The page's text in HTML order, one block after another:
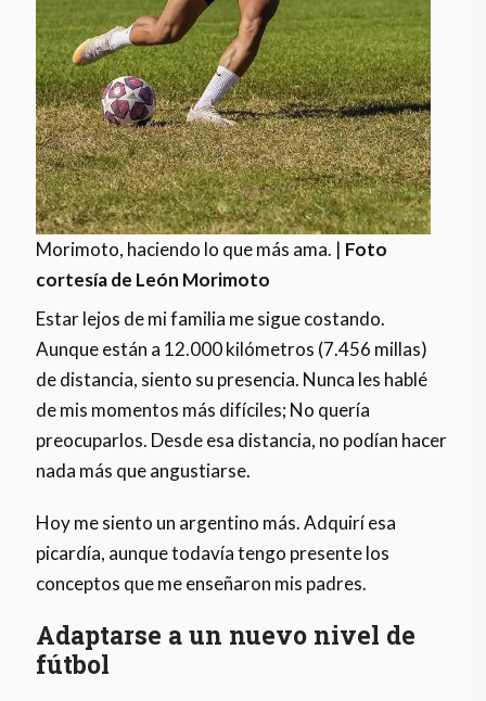
Morimoto, haciendo lo que más ama. | Foto
cortesía de León Morimoto
Estar lejos de mi familia me sigue costando.
Aunque están a 12.000 kilómetros (7.456 millas)
de distancia, siento su presencia. Nunca les hablé
de mis momentos más difíciles; No quería
preocuparlos. Desde esa distancia, no podían hacer
nada más que angustiarse.
Hoy me siento un argentino más. Adquirí esa
picardía, aunque todavía tengo presente los
conceptos que me enseñaron mis padres.
Adaptarse a un nuevo nivel de
fútbol